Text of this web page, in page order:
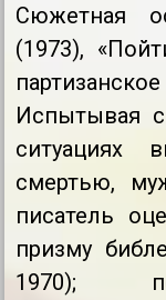
Сюжетная
(1973),
Испытывая
смертью,
писатель
призму
1970);